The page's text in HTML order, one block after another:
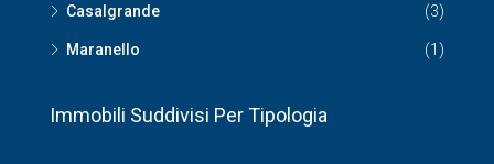
Casalgrande (3)
Maranello (1)
Immobili Suddivisi Per Tipologia